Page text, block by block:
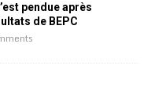
pendue après
de BEPC